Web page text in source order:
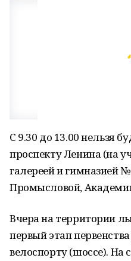
С 9.30 до 13.00 нельзя
проспекту Ленина (на
галереей и гимназией
Промысловой,
Вчера на территории
первый этап
велоспорту (шоссе). На